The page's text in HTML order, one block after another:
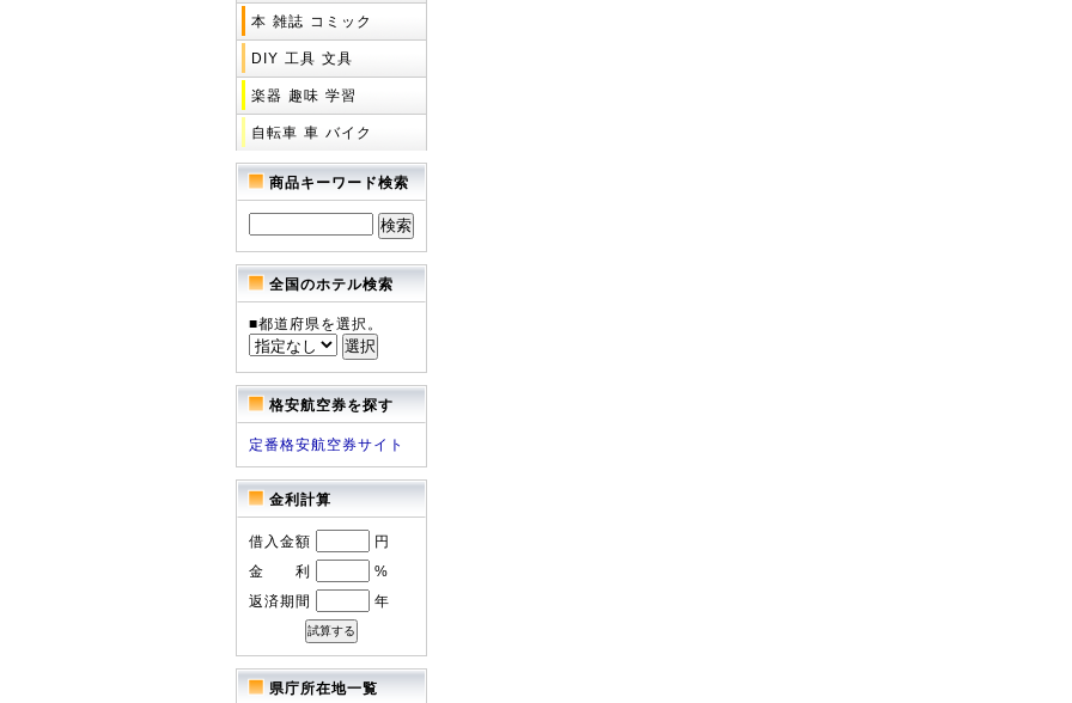
本 雑誌 コミック
DIY 工具 文具
楽器 趣味 学習
自転車 車 バイク
商品キーワード検索
全国のホテル検索
■都道府県を選択。
格安航空券を探す
定番格安航空券サイト
金利計算
借入金額
円
金 利
%
返済期間
年
県庁所在地一覧